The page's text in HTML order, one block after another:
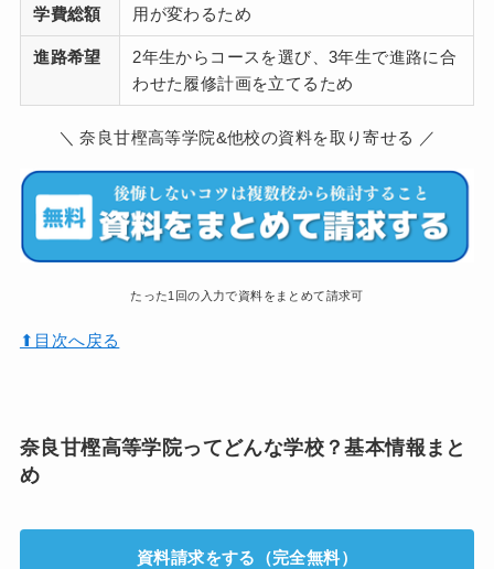
学費総額
用が変わるため
進路希望
2年生からコースを選び、3年生で進路に合
わせた履修計画を立てるため
＼ 奈良甘樫高等学院&他校の資料を取り寄せる ／
たった1回の入力で資料をまとめて請求可
⬆︎目次へ戻る
奈良甘樫高等学院ってどんな学校？基本情報まと
め
資料請求をする（完全無料）